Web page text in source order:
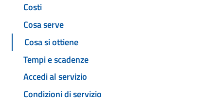
Costi
Cosa serve
Cosa si ottiene
Tempi e scadenze
Accedi al servizio
Condizioni di servizio